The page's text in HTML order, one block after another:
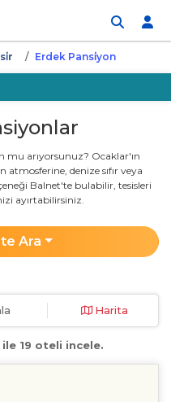
Erdek Pansi̇yon
mu arıyorsunuz? Ocaklar'ın
atmosferine, denize sıfır veya
Balnet'te bulabilir, tesisleri
ayırtabilirsiniz.
Ara
Harita
19 oteli incele.